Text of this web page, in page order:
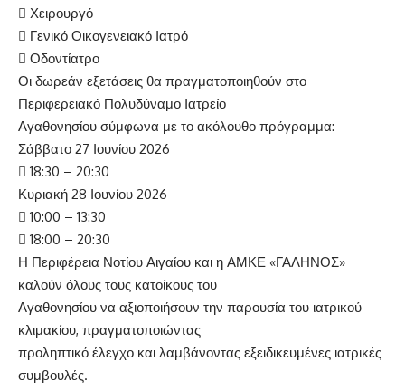
 Χειρουργό
 Γενικό Οικογενειακό Ιατρό
 Οδοντίατρο
Οι δωρεάν εξετάσεις θα πραγματοποιηθούν στο
Περιφερειακό Πολυδύναμο Ιατρείο
Αγαθονησίου σύμφωνα με το ακόλουθο πρόγραμμα:
Σάββατο 27 Ιουνίου 2026
 18:30 – 20:30
Κυριακή 28 Ιουνίου 2026
 10:00 – 13:30
 18:00 – 20:30
Η Περιφέρεια Νοτίου Αιγαίου και η ΑΜΚΕ «ΓΑΛΗΝΟΣ»
καλούν όλους τους κατοίκους του
Αγαθονησίου να αξιοποιήσουν την παρουσία του ιατρικού
κλιμακίου, πραγματοποιώντας
προληπτικό έλεγχο και λαμβάνοντας εξειδικευμένες ιατρικές
συμβουλές.